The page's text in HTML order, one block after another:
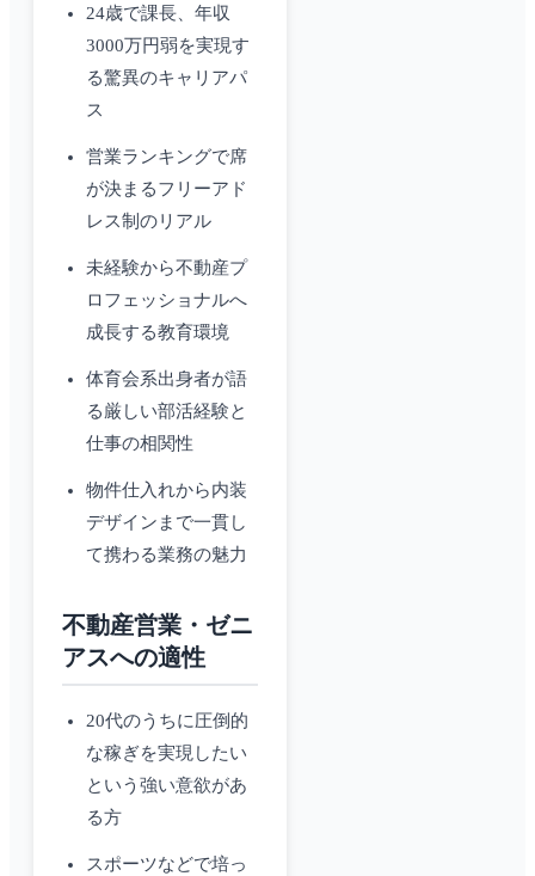
24歳で課長、年収
3000万円弱を実現す
る驚異のキャリアパ
ス
営業ランキングで席
が決まるフリーアド
レス制のリアル
未経験から不動産プ
ロフェッショナルへ
成長する教育環境
体育会系出身者が語
る厳しい部活経験と
仕事の相関性
物件仕入れから内装
デザインまで一貫し
て携わる業務の魅力
不動産営業・ゼニ
アスへの適性
20代のうちに圧倒的
な稼ぎを実現したい
という強い意欲があ
る方
スポーツなどで培っ